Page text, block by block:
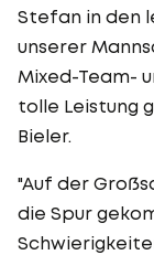
Stefan in den
unserer
Mixed-Team-
tolle Leistung
Bieler.
"Auf der
die Spur